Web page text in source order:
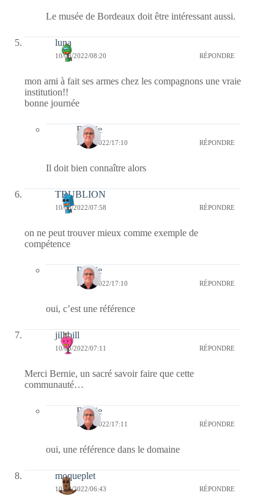
Le musée de Bordeaux doit être intéressant aussi.
luna
10/08/2022/08:20 RÉPONDRE
mon ami à fait ses armes chez les compagnons une vraie
institution!!
bonne journée
Bernie
10/08/2022/17:10 RÉPONDRE
Il doit bien connaître alors
TRUBLION
10/08/2022/07:58 RÉPONDRE
on ne peut trouver mieux comme exemple de
compétence
Bernie
10/08/2022/17:10 RÉPONDRE
oui, c’est une référence
jill bill
10/08/2022/07:11 RÉPONDRE
Merci Bernie, un sacré savoir faire que cette
communauté…
Bernie
10/08/2022/17:11 RÉPONDRE
oui, une référence dans le domaine
moqueplet
10/08/2022/06:43 RÉPONDRE